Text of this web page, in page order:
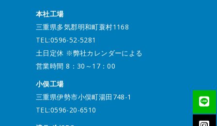
本社工場
三重県多気郡明和町蓑村1168
TEL:0596-52-5281
土日定休 ※弊社カレンダーによる
営業時間 8：30～17：00
小俣工場
三重県伊勢市小俣町湯田748-1
TEL:0596-20-6510